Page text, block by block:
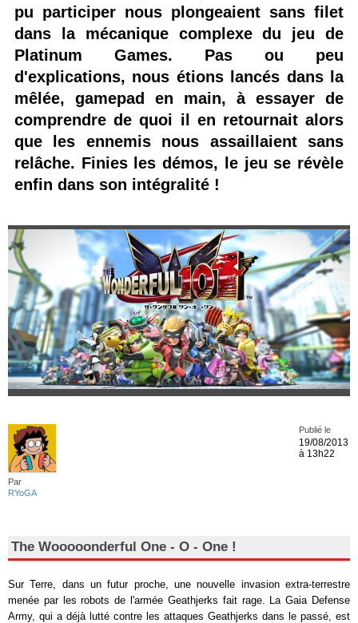
pu participer nous plongeaient sans filet
dans la mécanique complexe du jeu de
Platinum Games. Pas ou peu
d'explications, nous étions lancés dans la
mêlée, gamepad en main, à essayer de
comprendre de quoi il en retournait alors
que les ennemis nous assaillaient sans
relâche. Finies les démos, le jeu se révèle
enfin dans son intégralité !
Par
RYoGA
Publié le
19/08/2013
à 13h22
The Wooooonderful One - O - One !
Sur Terre, dans un futur proche, une nouvelle invasion extra-terrestre
menée par les robots de l'armée Geathjerks fait rage. La Gaia Defense
Army, qui a déjà lutté contre les attaques Geathjerks dans le passé, est